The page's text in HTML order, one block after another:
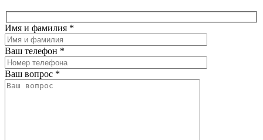
Имя и фамилия *
Ваш телефон *
Ваш вопрос *